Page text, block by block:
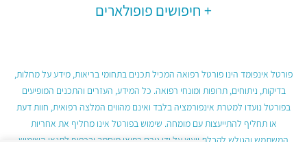
חיפושים פופולארים
פורטל אינפומד הינו פורטל רפואה המכיל תכנים בתחומי בריאות, מידע על מחלות,
בדיקות, ניתוחים, תרופות ומונחי רפואה. כל המידע, העזרים והתכנים המופיעים
בפורטל נועדו למטרת אינפורמציה בלבד ואינם מהווים המלצה רפואית, חוות דעת
או תחליף להתייעצות עם מומחה. שימוש בפורטל אינו מחליף את אחריות